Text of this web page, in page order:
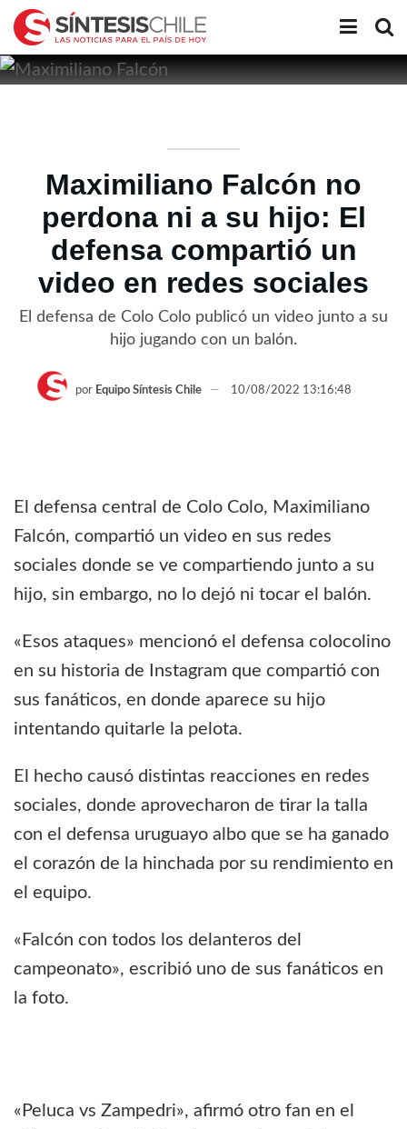
Maximiliano Falcón no
perdona ni a su hijo: El
defensa compartió un
video en redes sociales
El defensa de Colo Colo publicó un video junto a su
hijo jugando con un balón.
por Equipo Síntesis Chile 10/08/2022 13:16:48
El defensa central de Colo Colo, Maximiliano
Falcón, compartió un video en sus redes
sociales donde se ve compartiendo junto a su
hijo, sin embargo, no lo dejó ni tocar el balón.
«Esos ataques» mencionó el defensa colocolino
en su historia de Instagram que compartió con
sus fanáticos, en donde aparece su hijo
intentando quitarle la pelota.
El hecho causó distintas reacciones en redes
sociales, donde aprovecharon de tirar la talla
con el defensa uruguayo albo que se ha ganado
el corazón de la hinchada por su rendimiento en
el equipo.
«Falcón con todos los delanteros del
campeonato», escribió uno de sus fanáticos en
la foto.
«Peluca vs Zampedri», afirmó otro fan en el